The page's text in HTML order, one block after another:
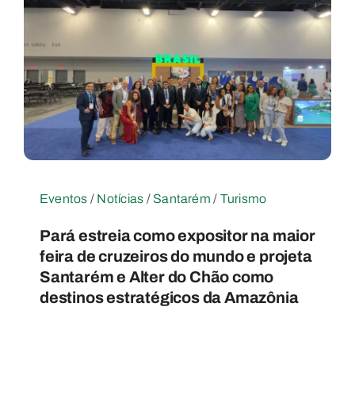
Eventos / Notícias / Santarém / Turismo
Pará estreia como expositor na maior
feira de cruzeiros do mundo e projeta
Santarém e Alter do Chão como
destinos estratégicos da Amazônia